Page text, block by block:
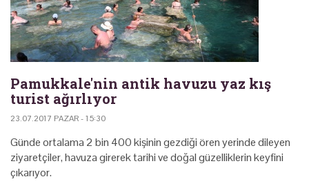
Pamukkale'nin antik havuzu yaz kış
turist ağırlıyor
23.07.2017 PAZAR - 15:30
Günde ortalama 2 bin 400 kişinin gezdiği ören yerinde dileyen
ziyaretçiler, havuza girerek tarihi ve doğal güzelliklerin keyfini
çıkarıyor.